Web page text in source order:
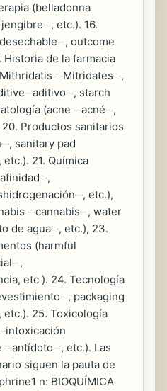
(belladonna
etc.). 16.
outcome
de la farmacia
─Mitridates─,
starch
(acne ─acné─,
Productos sanitarios
sanitary pad
21. Química
etc.),
─cannabis─, water
de agua─, etc.), 23.
(harmful
etc ). 24. Tecnología
packaging
25. Toxicología
etc.). Las
siguen la pauta de
n: BIOQUÍMICA